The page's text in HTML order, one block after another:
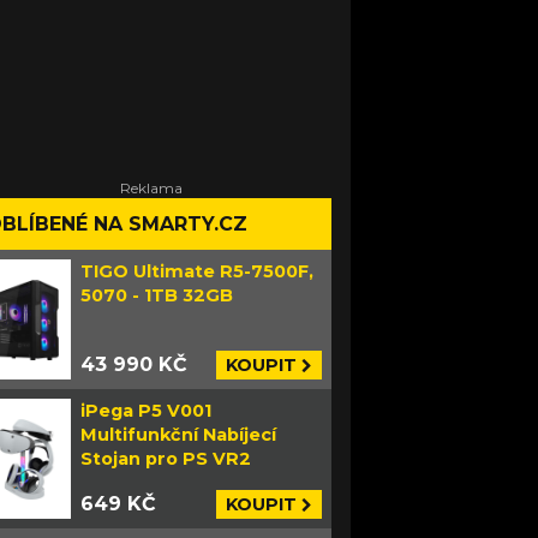
NA SMARTY.CZ
TIGO Ultimate R5-7500F,
5070 - 1TB 32GB
43 990 KČ KOUPIT
iPega P5 V001
Multifunkční Nabíjecí
Stojan pro PS VR2
649 KČ KOUPIT